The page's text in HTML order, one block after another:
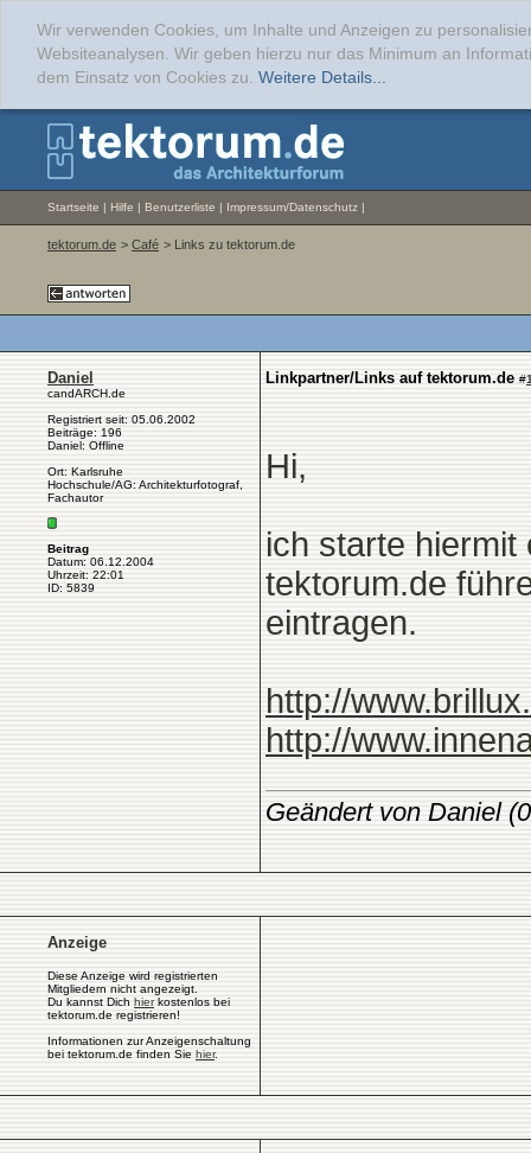
Wir verwenden Cookies, um Inhalte und Anzeigen zu
Websiteanalysen. Wir geben hierzu nur das Minimum an
dem Einsatz von Cookies zu. Weitere Details...
Startseite | Hilfe | Benutzerliste | Impressum/Datenschutz |
tektorum.de > Café > Links zu tektorum.de
Daniel
candARCH.de
Registriert seit: 05.06.2002
Beiträge: 196
Daniel: Offline
Ort: Karlsruhe
Hochschule/AG: Architekturfotograf,
Fachautor
Beitrag
Datum: 06.12.2004
Uhrzeit: 22:01
ID: 5839
Linkpartner/Links auf tektorum.de #
Hi,
ich starte hiermit
tektorum.de
eintragen.
http://
http://
Geändert von Daniel
Anzeige
Diese Anzeige wird registrierten
Mitgliedern nicht angezeigt.
Du kannst Dich hierkostenlos bei
tektorum.de registrieren!
Informationen zur Anzeigenschaltung
bei tektorum.de finden Sie hier.